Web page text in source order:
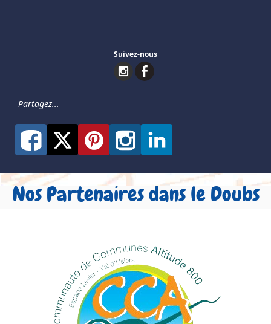
Suivez-nous
Partagez...
Nos Partenaires dans le Doubs